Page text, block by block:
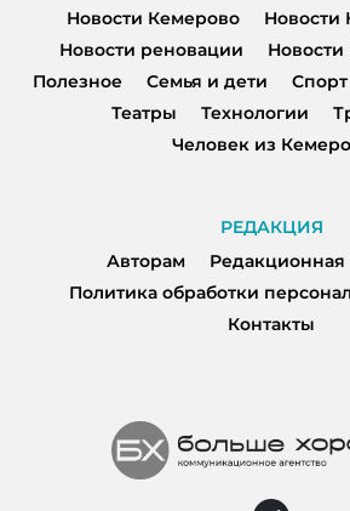
Новости Кемерово
Новости
Новости реновации
Полезное
Семья и дети Спорт
Театры
Технологии
Человек из
РЕДАКЦИЯ
Авторам
Редакционная
Политика обработки
Контакты